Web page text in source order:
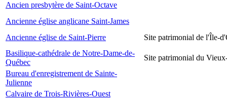
Ancien presbytère de Saint-Octave
Ancienne église anglicane Saint-James
Ancienne église de Saint-Pierre
Site patrimonial de l'Île-
Basilique-cathédrale de Notre-Dame-de-
Québec
Site patrimonial du
Bureau d'enregistrement de Sainte-
Julienne
Calvaire de Trois-Rivières-Ouest